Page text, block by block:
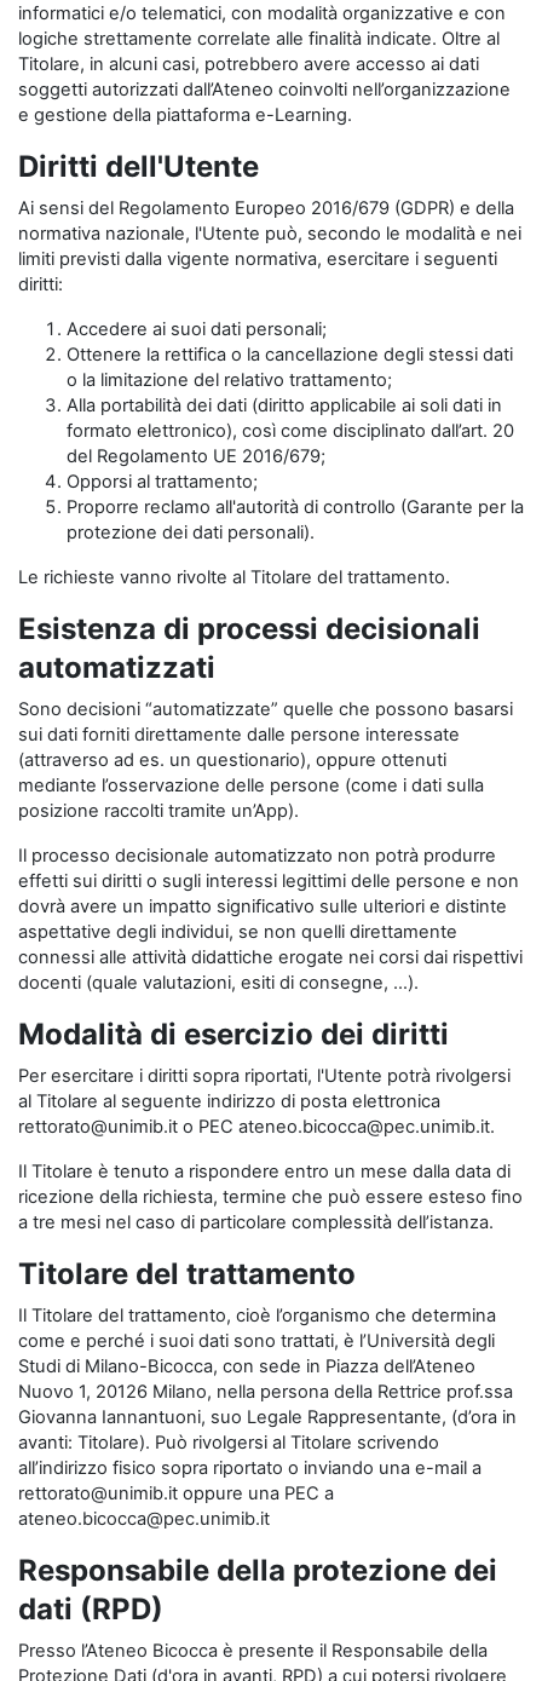
informatici e/o telematici, con modalità organizzative e con
logiche strettamente correlate alle finalità indicate. Oltre al
Titolare, in alcuni casi, potrebbero avere accesso ai dati
soggetti autorizzati dall’Ateneo coinvolti nell’organizzazione
e gestione della piattaforma e-Learning.
Diritti dell'Utente
Ai sensi del Regolamento Europeo 2016/679 (GDPR) e della
normativa nazionale, l'Utente può, secondo le modalità e nei
limiti previsti dalla vigente normativa, esercitare i seguenti
diritti:
Accedere ai suoi dati personali;
Ottenere la rettifica o la cancellazione degli stessi dati
o la limitazione del relativo trattamento;
Alla portabilità dei dati (diritto applicabile ai soli dati in
formato elettronico), così come disciplinato dall’art. 20
del Regolamento UE 2016/679;
Opporsi al trattamento;
Proporre reclamo all'autorità di controllo (Garante per la
protezione dei dati personali).
Le richieste vanno rivolte al Titolare del trattamento.
Esistenza di processi decisionali
automatizzati
Sono decisioni “automatizzate” quelle che possono basarsi
sui dati forniti direttamente dalle persone interessate
(attraverso ad es. un questionario), oppure ottenuti
mediante l’osservazione delle persone (come i dati sulla
posizione raccolti tramite un’App).
Il processo decisionale automatizzato non potrà produrre
effetti sui diritti o sugli interessi legittimi delle persone e non
dovrà avere un impatto significativo sulle ulteriori e distinte
aspettative degli individui, se non quelli direttamente
connessi alle attività didattiche erogate nei corsi dai rispettivi
docenti (quale valutazioni, esiti di consegne, …).
Modalità di esercizio dei diritti
Per esercitare i diritti sopra riportati, l'Utente potrà rivolgersi
al Titolare al seguente indirizzo di posta elettronica
rettorato@unimib.it o PEC ateneo.bicocca@pec.unimib.it.
Il Titolare è tenuto a rispondere entro un mese dalla data di
ricezione della richiesta, termine che può essere esteso fino
a tre mesi nel caso di particolare complessità dell’istanza.
Titolare del trattamento
Il Titolare del trattamento, cioè l’organismo che determina
come e perché i suoi dati sono trattati, è l’Università degli
Studi di Milano-Bicocca, con sede in Piazza dell’Ateneo
Nuovo 1, 20126 Milano, nella persona della Rettrice prof.ssa
Giovanna Iannantuoni, suo Legale Rappresentante, (d’ora in
avanti: Titolare). Può rivolgersi al Titolare scrivendo
all’indirizzo fisico sopra riportato o inviando una e-mail a
rettorato@unimib.it oppure una PEC a
ateneo.bicocca@pec.unimib.it
Responsabile della protezione dei
dati (RPD)
Presso l’Ateneo Bicocca è presente il Responsabile della
Protezione Dati (d'ora in avanti, RPD) a cui potersi rivolgere